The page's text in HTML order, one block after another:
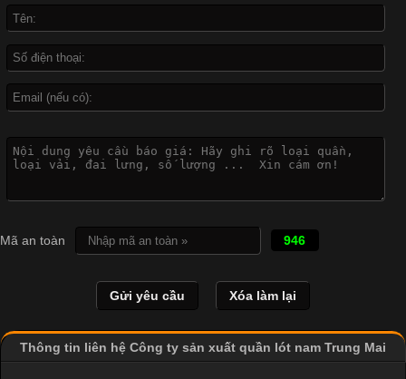
được ứng dụng rộng rãi trong ngành sản xuất may mặc, đặc
biệt là các sản phẩm từ vải thun. Hiện nay,
Đại
Cập nhật 2026-04-21 15:41:03
In Chuyển Nhiệt Là Gì? Công Nghệ In Hiện Đại Trong Ngành
May Mặc Trong ngành in ấn và thời trang, in chuyển nhiệt đang
hình ảnh sắc nét và bền màu. Đặc biệt, kỹ thuật này được ứng
dụng rộng rãi trong sản xuất áo thun, đồ thể thao
Mã an toàn 946
Thông tin liên hệ Công ty sản xuất quần lót nam Trung Mai